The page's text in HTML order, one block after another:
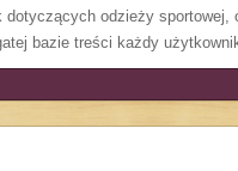
odzieży sportowej,
bazie treści każdy